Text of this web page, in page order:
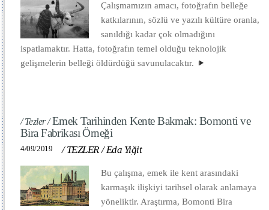
Çalışmamızın amacı, fotoğrafın belleğe
katkılarının, sözlü ve yazılı kültüre oranla,
sanıldığı kadar çok olmadığını
ispatlamaktır. Hatta, fotoğrafın temel olduğu teknolojik
gelişmelerin belleği öldürdüğü savunulacaktır.
/ Tezler /Emek Tarihinden Kente Bakmak: Bomonti ve
Bira Fabrikası Örneği
4/09/2019 /TEZLER /Eda Yiğit
Bu çalışma, emek ile kent arasındaki
karmaşık ilişkiyi tarihsel olarak anlamaya
yöneliktir. Araştırma, Bomonti Bira